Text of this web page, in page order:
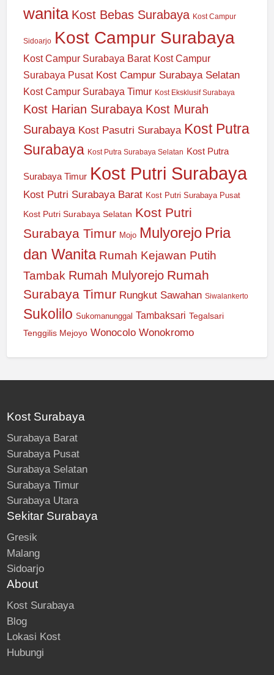
wanita Kost Bebas Surabaya Kost Campur
Sidoarjo Kost Campur Surabaya
Kost Campur Surabaya Barat Kost Campur
Surabaya Pusat Kost Campur Surabaya Selatan
Kost Campur Surabaya Timur Kost Eksklusif Surabaya
Kost Harian Surabaya Kost Murah
Surabaya Kost Pasutri Surabaya Kost Putra
Surabaya Kost Putra Surabaya Selatan Kost Putra
Surabaya Timur Kost Putri Surabaya
Kost Putri Surabaya Barat Kost Putri Surabaya Pusat
Kost Putri Surabaya Selatan Kost Putri
Surabaya Timur Mojo Mulyorejo Pria
dan Wanita Rumah Kejawan Putih
Tambak Rumah Mulyorejo Rumah
Surabaya Timur Rungkut Sawahan Siwalankerto
Sukolilo Sukomanunggal Tambaksari Tegalsari
Tenggilis Mejoyo Wonocolo Wonokromo
Kost Surabaya
Surabaya Barat
Surabaya Pusat
Surabaya Selatan
Surabaya Timur
Surabaya Utara
Sekitar Surabaya
Gresik
Malang
Sidoarjo
About
Kost Surabaya
Blog
Lokasi Kost
Hubungi